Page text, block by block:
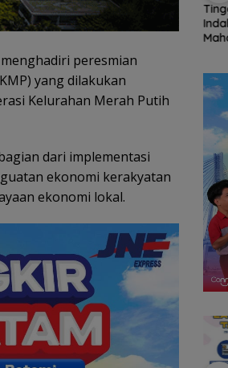
peresmian
yang dilakukan
Kelurahan Merah Putih
dari implementasi
ekonomi kerakyatan
ekonomi lokal.
Kejari Natuna Tahan
Kades Selaut
Korupsi APBDes
Rugikan Negara
Rp533 Juta